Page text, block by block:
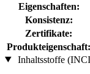
Eigenschaften:
Konsistenz:
Zertifikate:
Produkteigenschaft:
Inhaltsstoffe